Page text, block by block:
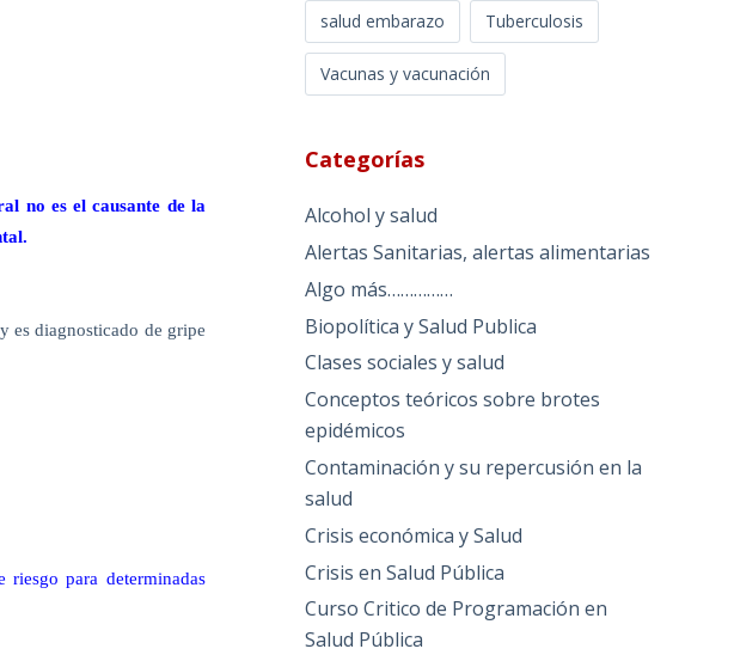
no es el causante de la
es diagnosticado de gripe
para determinadas
salud embarazo Tuberculosis
Vacunas y vacunación
Categorías
Alcohol y salud
Alertas Sanitarias, alertas alimentarias
Algo más……………
Biopolítica y Salud Publica
Clases sociales y salud
Conceptos teóricos sobre brotes
epidémicos
Contaminación y su repercusión en la
salud
Crisis económica y Salud
Crisis en Salud Pública
Curso Critico de Programación en
Salud Pública